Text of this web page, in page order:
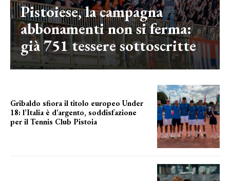
Pistoiese, la campagna
abbonamenti non si ferma:
già 751 tessere sottoscritte
Gribaldo sfiora il titolo europeo Under
18: l’Italia è d’argento, soddisfazione
per il Tennis Club Pistoia